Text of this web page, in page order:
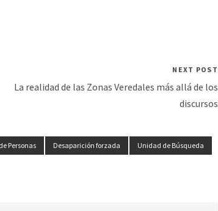
NEXT POST
La realidad de las Zonas Veredales más allá de los
discursos
Personas Desaparición forzada Unidad de Búsqueda